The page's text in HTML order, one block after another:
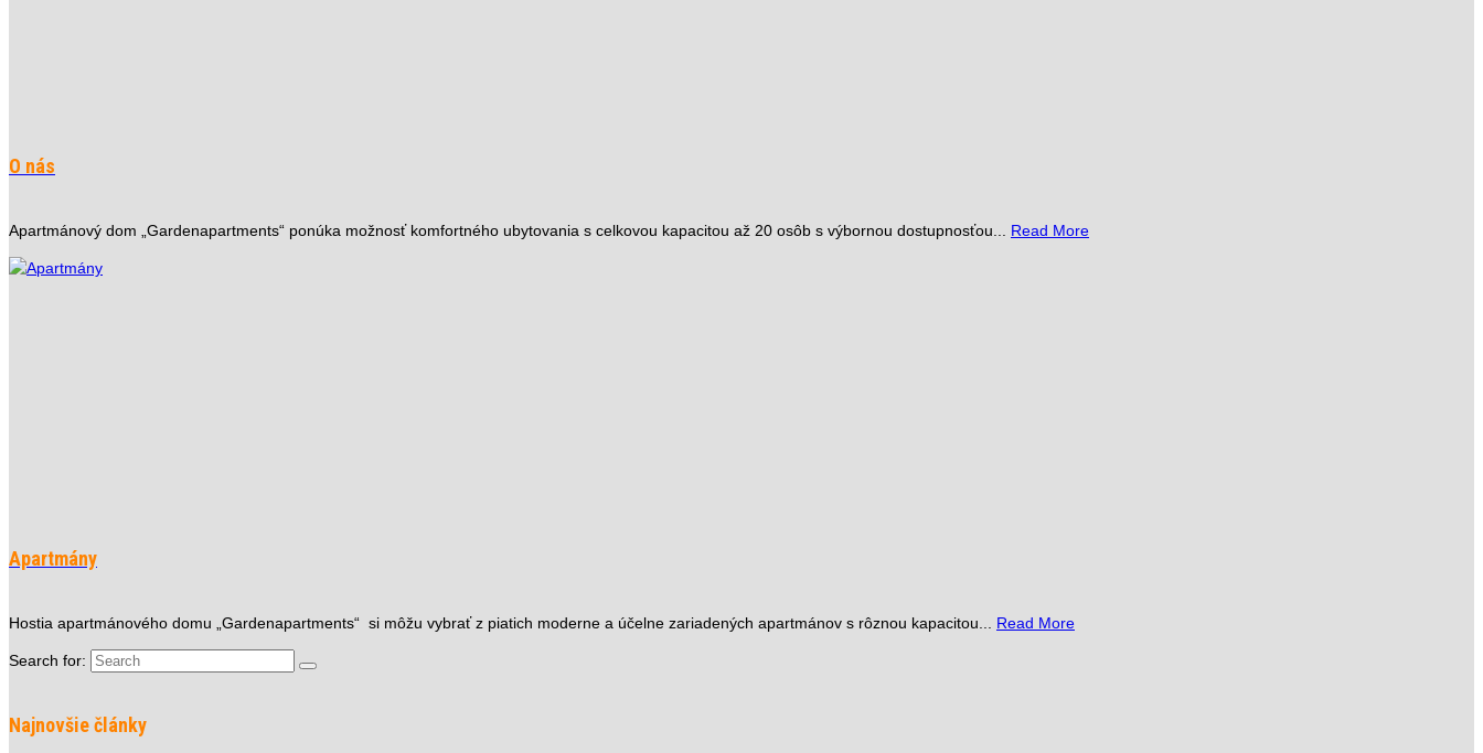
O nás
Apartmánový dom „Gardenapartments“ ponúka možnosť komfortného ubytovania s celkovou kapacitou až 20 osôb s výbornou dostupnosťou... Read More
Apartmány
Hostia apartmánového domu „Gardenapartments“ si môžu vybrať z piatich moderne a účelne zariadených apartmánov s rôznou kapacitou... Read More
Search for:
Najnovšie články